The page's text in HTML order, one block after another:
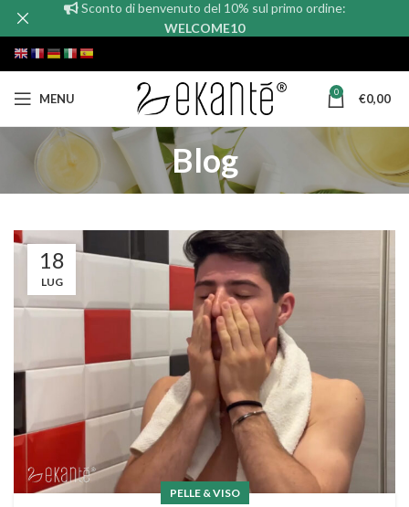
MENU 0 €0,00
Blog
18
LUG
PELLE & VISO
Sconto di benvenuto del 10% sul primo ordine:
WELCOME10